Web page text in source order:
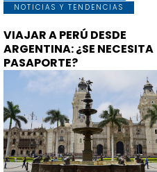
NOTICIAS Y TENDENCIAS
VIAJAR A PERÚ DESDE
ARGENTINA: ¿SE NECESITA
PASAPORTE?